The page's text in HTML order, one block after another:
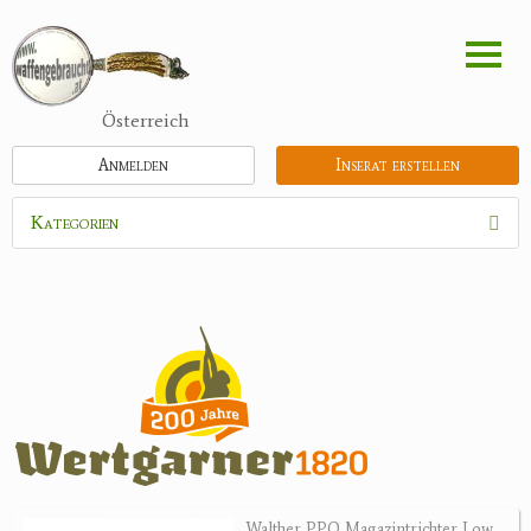
zum
Inhalt
Österreich
Inserat erstellen
Anmelden
Kategorien
Schrotmunition
Büchsenpatronen
Faustfeuerwaffen
Randfeuerwaffen